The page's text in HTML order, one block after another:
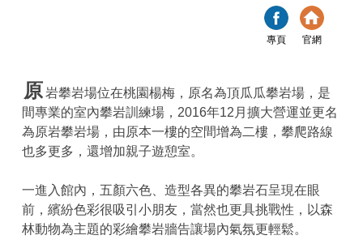
專頁 官網
原岩攀岩場位在桃園楊梅，原名為頂瓜瓜攀岩場，是
間專業的室內攀岩訓練場，2016年12月擴大營運並更名
為原岩攀岩場，由原本一樓的空間增為二樓，攀爬路線
也多更多，還增加親子遊憩室。
一進入館內，五顏六色、造型各異的攀岩石呈現在眼
前，繽紛色彩很吸引小朋友，當然也更具挑戰性，以森
林動物為主題的彩繪攀岩牆告讓場內氣氛更輕鬆。